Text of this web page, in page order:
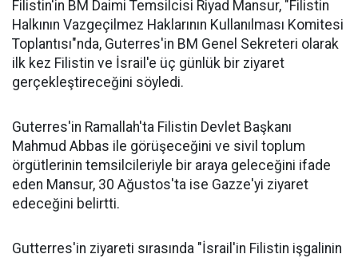
Filistin'in BM Daimi Temsilcisi Riyad Mansur, "Filistin
Halkının Vazgeçilmez Haklarının Kullanılması Komitesi
Toplantısı"nda, Guterres'in BM Genel Sekreteri olarak
ilk kez Filistin ve İsrail'e üç günlük bir ziyaret
gerçekleştireceğini söyledi.
Guterres'in Ramallah'ta Filistin Devlet Başkanı
Mahmud Abbas ile görüşeceğini ve sivil toplum
örgütlerinin temsilcileriyle bir araya geleceğini ifade
eden Mansur, 30 Ağustos'ta ise Gazze'yi ziyaret
edeceğini belirtti.
Gutterres'in ziyareti sırasında "İsrail'in Filistin işgalinin